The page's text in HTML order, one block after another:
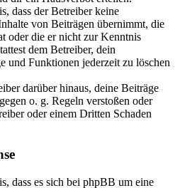
dass der Betreiber keine
von Beiträgen übernimmt, die
oder die er nicht zur Kenntnis
dem Betreiber, dein
und Funktionen jederzeit zu löschen
darüber hinaus, deine Beiträge
o. g. Regeln verstoßen oder
oder einem Dritten Schaden
dass es sich bei phpBB um eine